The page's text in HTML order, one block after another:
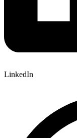
LinkedIn